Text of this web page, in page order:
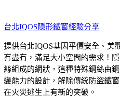
至
主
要
內
容
台北IQOS隱形鐵窗經驗分享
提供台北IQOS基因平價安全、美
有盡有，滿足大小空間的需求！
絲組成的網狀，這種特殊鋼絲由
變能力的設計，解除傳統防盜鐵
在火災逃生上有新的突破。